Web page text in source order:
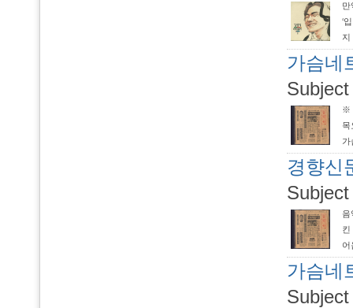
만
‘
지
매
가슴네
※
목
가
식
중
경향신
음
킨
어
의
‘
가슴네